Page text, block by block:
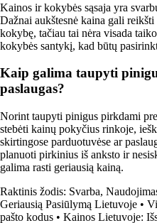
Kainos ir kokybės sąsaja yra
Dažnai aukštesnė kaina gali reikšti
kokybę, tačiau tai nėra visada
kokybės santykį, kad būtų
Kaip galima taupyti
paslaugas?
Norint taupyti pinigus pirkdami
stebėti kainų pokyčius rinkoje,
skirtingose parduotuvėse ar
planuoti pirkinius iš anksto ir
galima rasti geriausią kainą.
Raktinis žodis: Svarba,
Geriausią Pasiūlymą Lietuvoje •
pašto kodus • Kainos Lietuvoje: